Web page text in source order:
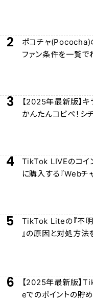
2
ポコチャ(Pococha)
ファン条件を一覧で
3
【2025年最新版】キ
かんたんコピペ！シ
4
TikTok LIVEのコイ
に購入する『Webチ
5
TikTok Liteの『不
』の原因と対処方法
6
【2025年最新版】
eでのポイントの貯